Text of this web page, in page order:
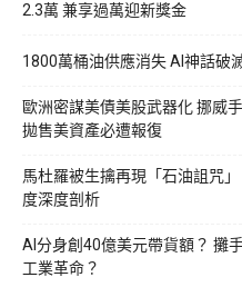
2.3萬 兼享過萬迎新獎金
1800萬桶油供應消失 AI神話破
歐洲密謀美債美股武器化 挪威
拋售美資產必遭報復
馬杜羅被生擒再現「石油詛咒
度深度剖析
AI分身創40億美元帶貨額？ 攤
工業革命？